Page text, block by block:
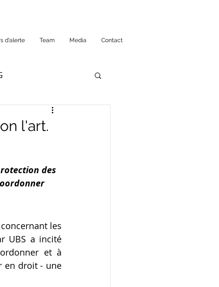
d'alerte Team Media Contact
l'art.
des
les
UBS a incité
et à